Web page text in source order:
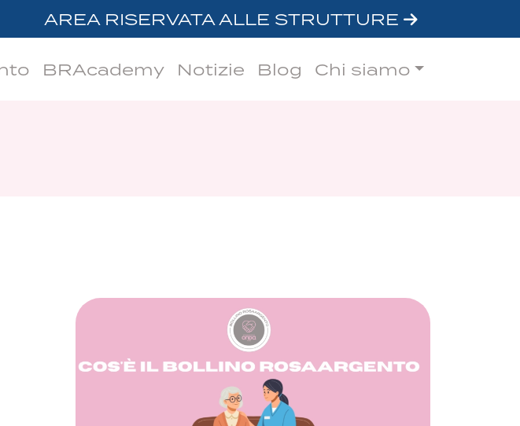
AREA RISERVATA ALLE STRUTTURE
BRAcademy Notizie Blog Chi siamo